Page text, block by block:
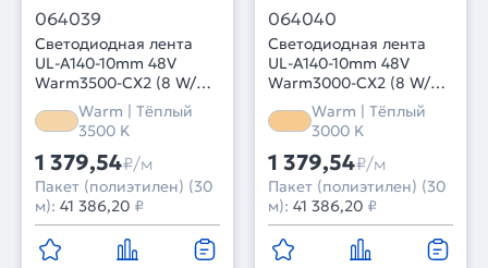
064039
Светодиодная лента
UL-A140-10mm 48V
Warm3500-CX2 (8 W/m,
IP20, 30m) (Arlight,
резка 2 светодиода)
Warm | Тёплый
3500 K
1 379,54₽/м
Пакет (полиэтилен) (30
м): 41 386,20 ₽
064040
Светодиодная лента
UL-A140-10mm 48V
Warm3000-CX2 (8 W/m,
IP20, 30m) (Arlight,
резка 2 светодиода)
Warm | Тёплый
3000 K
1 379,54₽/м
Пакет (полиэтилен) (30
м): 41 386,20 ₽